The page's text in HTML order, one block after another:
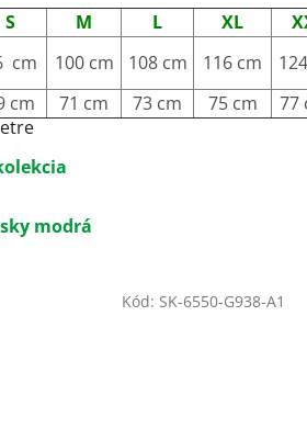
S M L XL
cm 100 cm 108 cm 116 cm
cm 71 cm 73 cm 75 cm
77
modrá
Kód: SK-6550-G938-A1